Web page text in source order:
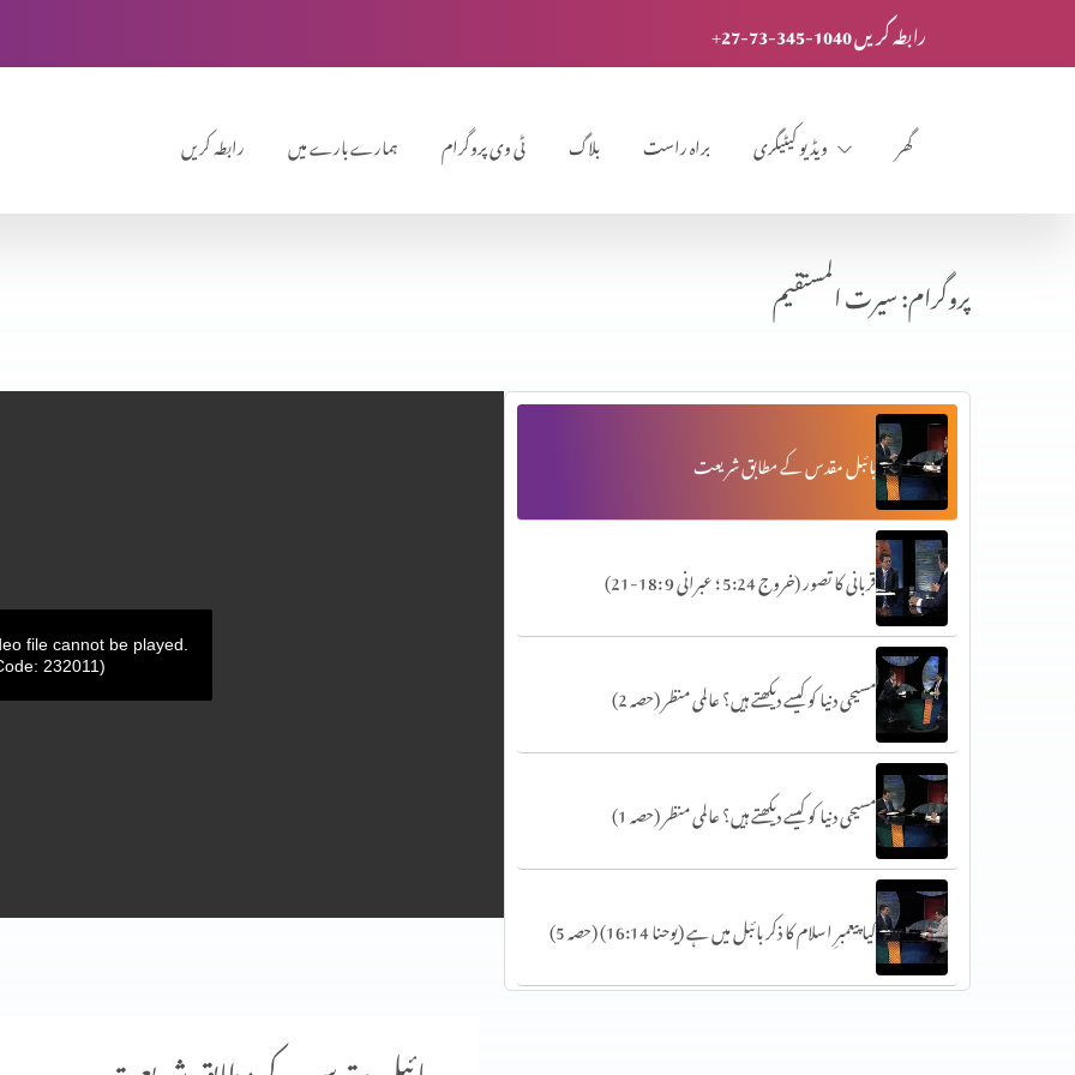
+27-73-345-1040 رابطہ کریں
رابطہ کریں ہمارے بارے میں ٹی وی پروگرام بلاگ براہ راست ویڈیو کیٹیگری گھر
پروگرام: سیرت المستقیم
file cannot be played.
232011)
بائبل مقدس کے مطابق شریعت
قربانی کا تصور (خروج 5:24 ؛ عبرانی 9 :18-21)
مسیحی دنیا کو کیسے دیکھتے ہیں؟ عالمی منظر (حصہ 2)
مسیحی دنیا کو کیسے دیکھتے ہیں؟ عالمی منظر (حصہ 1)
کیا پیعمبرِ اسلام کا ذکر بائبل میں ہے (یوحنا 16:14) (حصہ 5)